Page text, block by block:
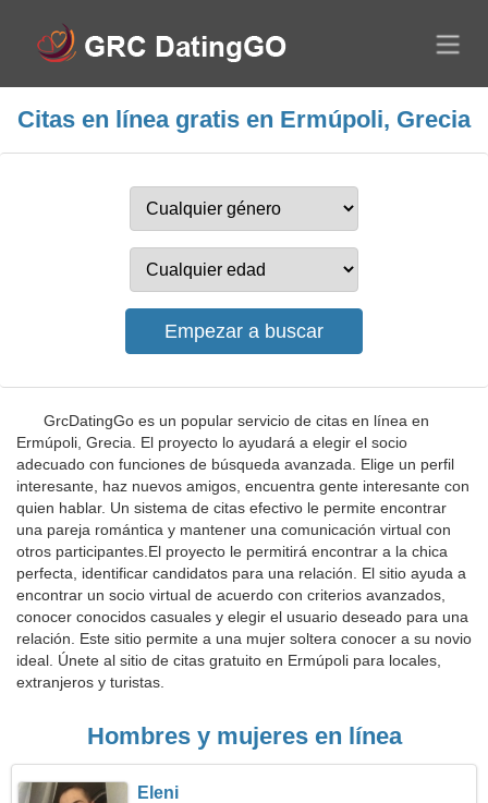
Citas en línea gratis en Ermúpoli, Grecia
GrcDatingGo es un popular servicio de citas en línea en
Ermúpoli, Grecia. El proyecto lo ayudará a elegir el socio
adecuado con funciones de búsqueda avanzada. Elige un perfil
interesante, haz nuevos amigos, encuentra gente interesante con
quien hablar. Un sistema de citas efectivo le permite encontrar
una pareja romántica y mantener una comunicación virtual con
otros participantes.El proyecto le permitirá encontrar a la chica
perfecta, identificar candidatos para una relación. El sitio ayuda a
encontrar un socio virtual de acuerdo con criterios avanzados,
conocer conocidos casuales y elegir el usuario deseado para una
relación. Este sitio permite a una mujer soltera conocer a su novio
ideal. Únete al sitio de citas gratuito en Ermúpoli para locales,
extranjeros y turistas.
Hombres y mujeres en línea
Eleni